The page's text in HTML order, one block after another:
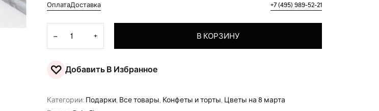
ОплатаДоставка +7 (495) 989-52-21
− + В КОРЗИНУ
♡ Добавить В Избранное
Категории: Подарки, Все товары, Конфеты и торты, Цветы на 8 марта